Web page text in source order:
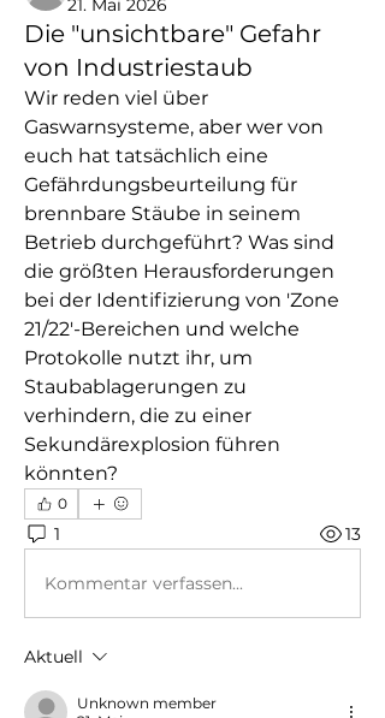
21. Mai 2026
Die "unsichtbare" Gefahr
von Industriestaub
Wir reden viel über
Gaswarnsysteme, aber wer von
euch hat tatsächlich eine
Gefährdungsbeurteilung für
brennbare Stäube in seinem
Betrieb durchgeführt? Was sind
die größten Herausforderungen
bei der Identifizierung von 'Zone
21/22'-Bereichen und welche
Protokolle nutzt ihr, um
Staubablagerungen zu
verhindern, die zu einer
Sekundärexplosion führen
könnten?
0
1 13
Kommentar verfassen...
Aktuell
Unknown member